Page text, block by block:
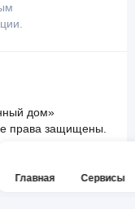
Главная Сервисы
дом»
права защищены.